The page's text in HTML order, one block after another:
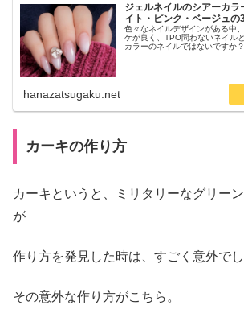
ジェルネイルのシアーカラ
イト・ピンク・ベージュの
色々なネイルデザインがある中
ケが良く、TPO問わないネイル
カラーのネイルではないですか
hanazatsugaku.net
カーキの作り方
カーキというと、ミリタリーなグリー
が
作り方を発見した時は、すごく意外でし
その意外な作り方がこちら。